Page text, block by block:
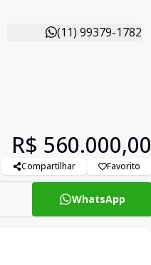
(11) 99379-1782
R$ 560.000,00
Compartilhar Favorito
WhatsApp